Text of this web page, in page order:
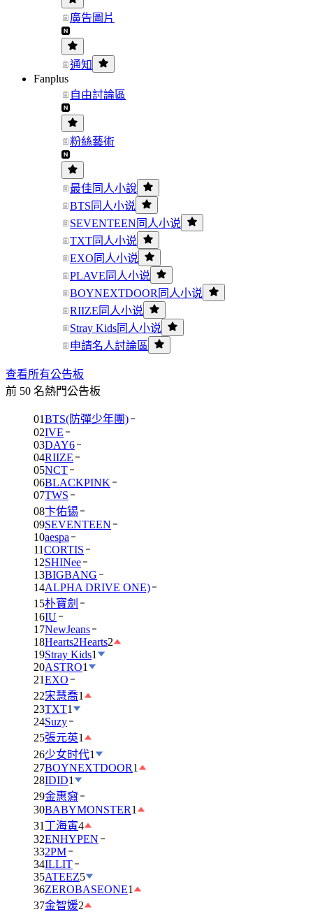
廣告圖片
通知
Fanplus
自由討論區
粉絲藝術
最佳同人小說
BTS同人小说
SEVENTEEN同人小说
TXT同人小说
EXO同人小说
PLAVE同人小说
BOYNEXTDOOR同人小说
RIIZE同人小说
Stray Kids同人小说
申請名人討論區
查看所有公告板
前 50 名熱門公告板
01BTS(防彈少年團)
02IVE
03DAY6
04RIIZE
05NCT
06BLACKPINK
07TWS
08卞佑锡
09SEVENTEEN
10aespa
11CORTIS
12SHINee
13BIGBANG
14ALPHA DRIVE ONE)
15朴寶劍
16IU
17NewJeans
18Hearts2Hearts2
19Stray Kids1
20ASTRO1
21EXO
22宋慧喬1
23TXT1
24Suzy
25張元英1
26少女时代1
27BOYNEXTDOOR1
28IDID1
29金惠奫
30BABYMONSTER1
31 丁海寅4
32ENHYPEN
332PM
34ILLIT
35ATEEZ5
36ZEROBASEONE1
37金智媛2